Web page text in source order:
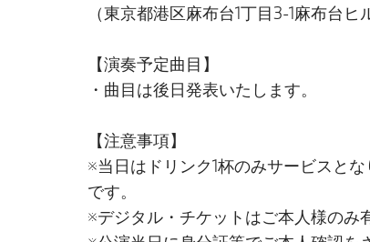
（東京都港区麻布台1丁目3-1​麻布台ヒ
【演奏予定曲目】
・曲目は後日発表いたします。
【注意事項】
※当日はドリンク1杯のみサービスと
です。
※デジタル・チケットはご本人様のみ